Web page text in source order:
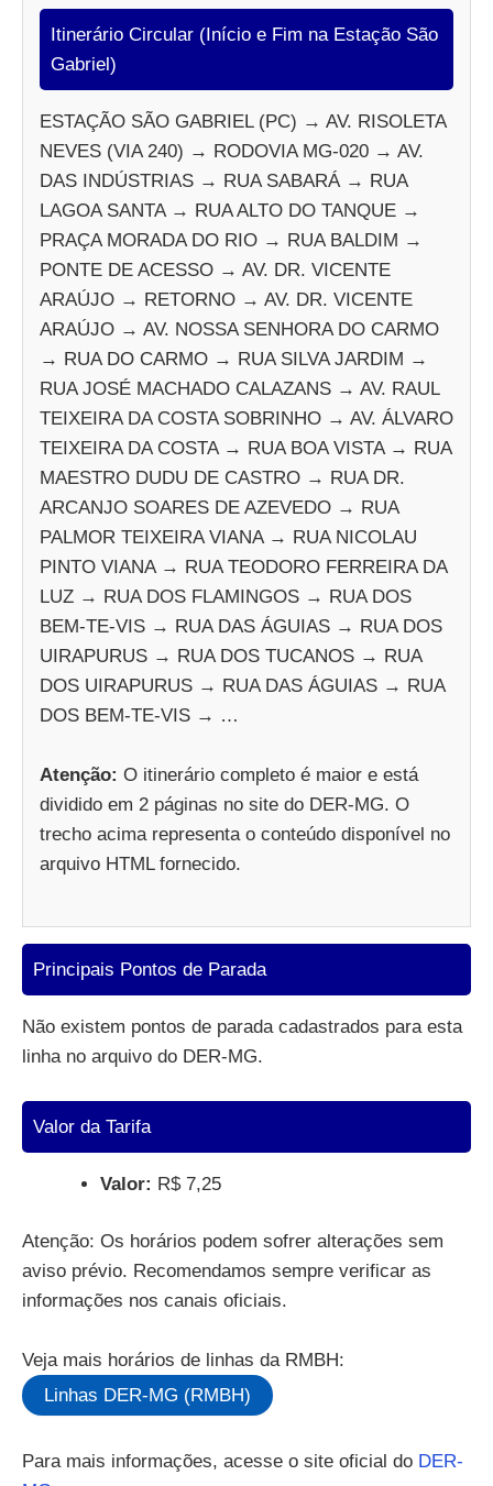
Itinerário Circular (Início e Fim na Estação São
Gabriel)
ESTAÇÃO SÃO GABRIEL (PC) → AV. RISOLETA
NEVES (VIA 240) → RODOVIA MG-020 → AV.
DAS INDÚSTRIAS → RUA SABARÁ → RUA
LAGOA SANTA → RUA ALTO DO TANQUE →
PRAÇA MORADA DO RIO → RUA BALDIM →
PONTE DE ACESSO → AV. DR. VICENTE
ARAÚJO → RETORNO → AV. DR. VICENTE
ARAÚJO → AV. NOSSA SENHORA DO CARMO
→ RUA DO CARMO → RUA SILVA JARDIM →
RUA JOSÉ MACHADO CALAZANS → AV. RAUL
TEIXEIRA DA COSTA SOBRINHO → AV. ÁLVARO
TEIXEIRA DA COSTA → RUA BOA VISTA → RUA
MAESTRO DUDU DE CASTRO → RUA DR.
ARCANJO SOARES DE AZEVEDO → RUA
PALMOR TEIXEIRA VIANA → RUA NICOLAU
PINTO VIANA → RUA TEODORO FERREIRA DA
LUZ → RUA DOS FLAMINGOS → RUA DOS
BEM-TE-VIS → RUA DAS ÁGUIAS → RUA DOS
UIRAPURUS → RUA DOS TUCANOS → RUA
DOS UIRAPURUS → RUA DAS ÁGUIAS → RUA
DOS BEM-TE-VIS → …
Atenção: O itinerário completo é maior e está
dividido em 2 páginas no site do DER-MG. O
trecho acima representa o conteúdo disponível no
arquivo HTML fornecido.
Principais Pontos de Parada
Não existem pontos de parada cadastrados para esta
linha no arquivo do DER-MG.
Valor da Tarifa
Valor: R$ 7,25
Atenção: Os horários podem sofrer alterações sem
aviso prévio. Recomendamos sempre verificar as
informações nos canais oficiais.
Veja mais horários de linhas da RMBH:
Linhas DER-MG (RMBH)
Para mais informações, acesse o site oficial do DER-